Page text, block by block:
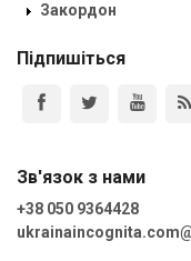
Закордон
Підпишіться
Зв'язок з нами
+38 050 9364428